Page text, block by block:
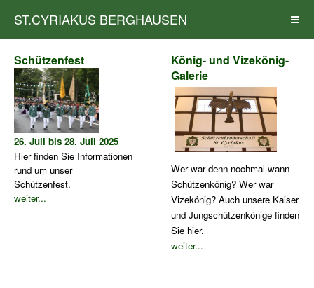
ST.CYRIAKUS BERGHAUSEN
Schützenfest
26. Juli bis 28. Juli 2025
Hier finden Sie Informationen
rund um unser
Schützenfest.
weiter...
König- und Vizekönig-
Galerie
Wer war denn nochmal wann
Schützenkönig? Wer war
Vizekönig? Auch unsere Kaiser
und Jungschützenkönige finden
Sie hier.
weiter...